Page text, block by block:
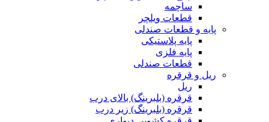
ساچمه
قطعات ویلچر
پایه و قطعات صندلی
پایه پلاستیکی
پایه فلزی
قطعات صندلی
ریل و قرقره
ریل
قرقره (بلبرینگ) بالای درب
قرقره (بلبرینگ) زیر درب